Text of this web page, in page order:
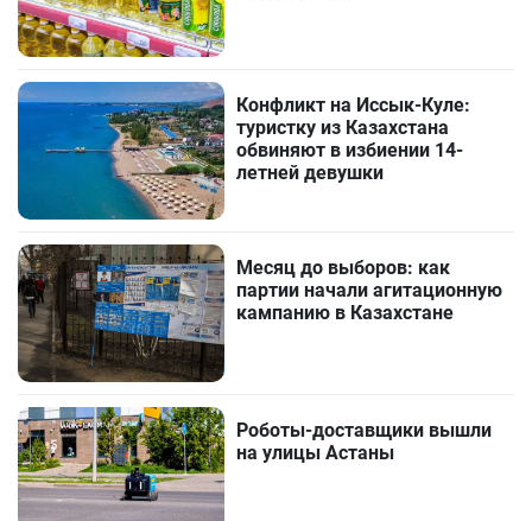
Конфликт на Иссык-Куле:
туристку из Казахстана
обвиняют в избиении 14-
летней девушки
Месяц до выборов: как
партии начали агитационную
кампанию в Казахстане
Роботы-доставщики вышли
на улицы Астаны